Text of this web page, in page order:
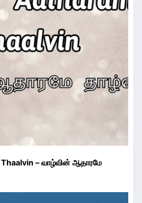
– வாழ்வின் ஆதாரமே